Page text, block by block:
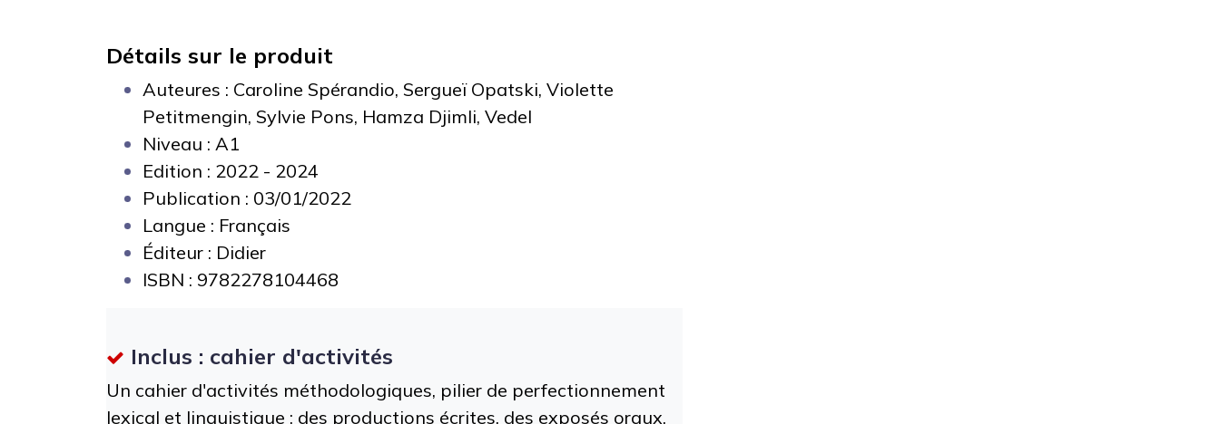
Détails sur le produit
Auteures : Caroline Spérandio, Sergueï Opatski, Violette
Petitmengin, Sylvie Pons, Hamza Djimli, Vedel
Niveau : A1
Edition : 2022 - 2024
Publication : 03/01/2022
Langue : Français
Éditeur : Didier
ISBN : 9782278104468
Inclus : cahier d'activités
Un cahier d'activités méthodologiques, pilier de perfectionnement
lexical et linguistique : des productions écrites, des exposés oraux,